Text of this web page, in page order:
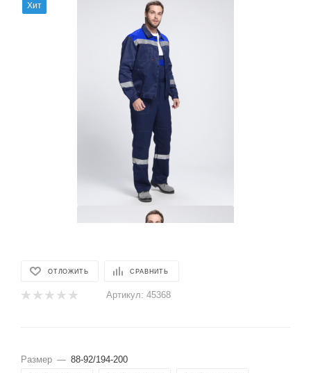
Хит
ОТЛОЖИТЬ СРАВНИТЬ
Артикул: 45368
Размер — 88-92/194-200